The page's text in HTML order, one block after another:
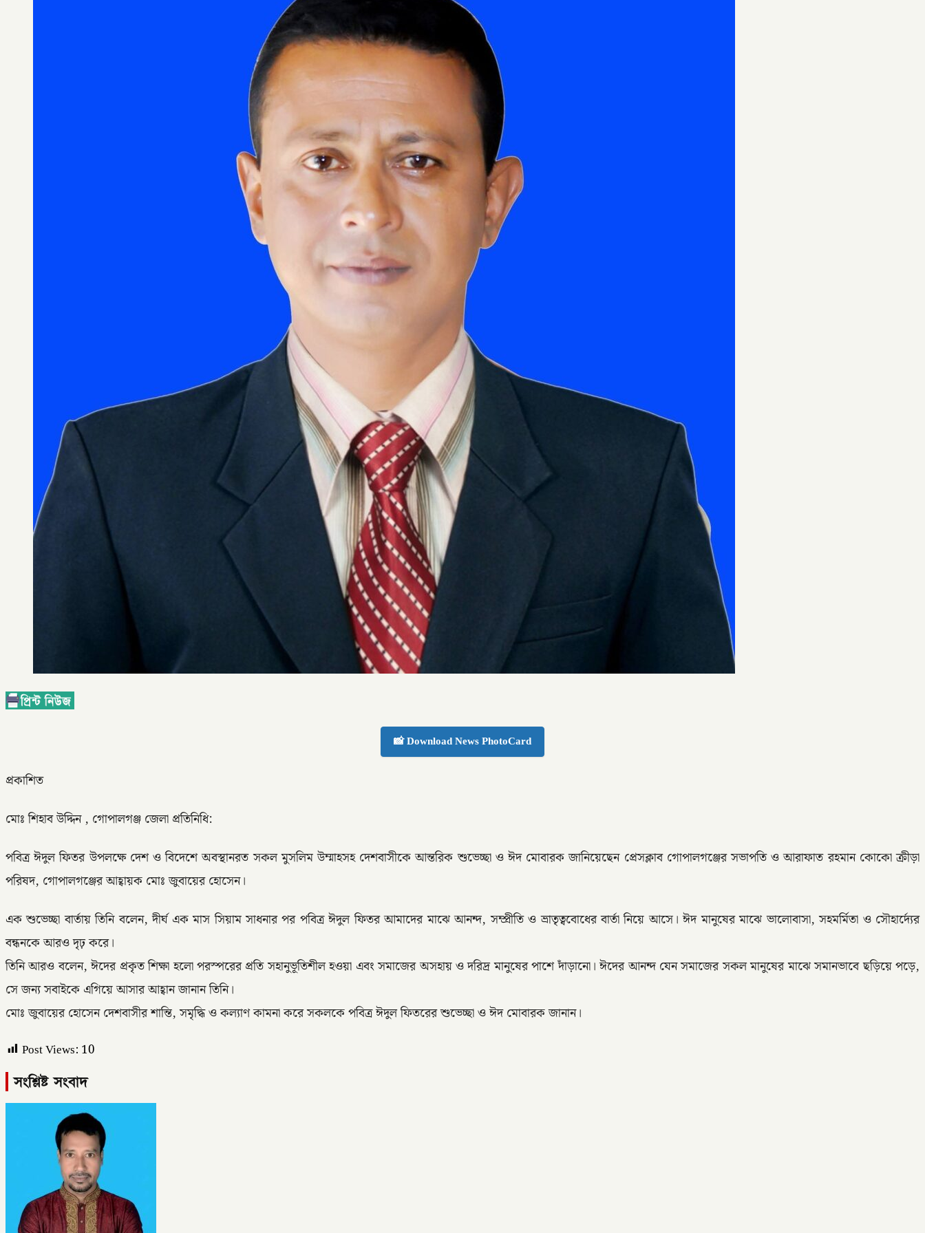
📸 Download News PhotoCard
প্রকাশিত
মোঃ শিহাব উদ্দিন , গোপালগঞ্জ জেলা প্রতিনিধি:
পবিত্র ঈদুল ফিতর উপলক্ষে দেশ ও বিদেশে অবস্থানরত সকল মুসলিম উম্মাহসহ দেশবাসীকে আন্তরিক শুভেচ্ছা ও ঈদ মোবারক জানিয়েছেন প্রেসক্লাব গোপালগঞ্জের সভাপতি ও আরাফাত রহমান কোকো ক্রীড়া
পরিষদ, গোপালগঞ্জের আহ্বায়ক মোঃ জুবায়ের হোসেন।
এক শুভেচ্ছা বার্তায় তিনি বলেন, দীর্ঘ এক মাস সিয়াম সাধনার পর পবিত্র ঈদুল ফিতর আমাদের মাঝে আনন্দ, সম্প্রীতি ও ভ্রাতৃত্ববোধের বার্তা নিয়ে আসে। ঈদ মানুষের মাঝে ভালোবাসা, সহমর্মিতা ও সৌহার্দ্যের
বন্ধনকে আরও দৃঢ় করে।
তিনি আরও বলেন, ঈদের প্রকৃত শিক্ষা হলো পরস্পরের প্রতি সহানুভূতিশীল হওয়া এবং সমাজের অসহায় ও দরিদ্র মানুষের পাশে দাঁড়ানো। ঈদের আনন্দ যেন সমাজের সকল মানুষের মাঝে সমানভাবে ছড়িয়ে পড়ে,
সে জন্য সবাইকে এগিয়ে আসার আহ্বান জানান তিনি।
মোঃ জুবায়ের হোসেন দেশবাসীর শান্তি, সমৃদ্ধি ও কল্যাণ কামনা করে সকলকে পবিত্র ঈদুল ফিতরের শুভেচ্ছা ও ঈদ মোবারক জানান।
Post Views: 10
সংশ্লিষ্ট সংবাদ